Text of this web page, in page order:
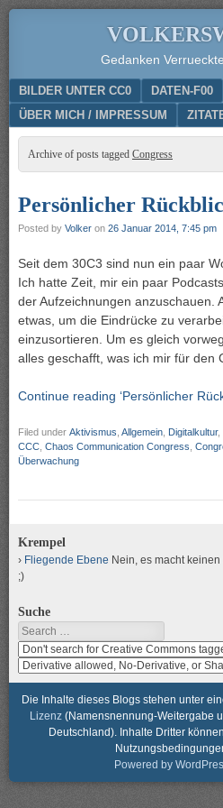
Gedanken
Menu
SKIP TO CONTENT
BILDER UNTER CC0 DATEN-F00
ÜBER MICH / IMPRESSUM
Archive of posts tagged Congress
Persönlicher
Posted by Volker on 26 Januar 2014, 7:45 pm
Seit dem 30C3 sind nun ein paar
Ich hatte Zeit, mir ein paar
der Aufzeichnungen anzuschauen.
etwas, um die Eindrücke zu
einzusortieren. Um es gleich
alles geschafft, was ich mir für den
Continue reading ‘Persönlicher
Filed under Aktivismus Allgemein Digitalkultur,
CCC Chaos Communication Congress
Überwachung
Krempel
Fliegende Ebene Nein, es macht
;)
Suche
Search
Search
media
for
usage
rights
search
media
for
modification
Die Inhalte dieses Blogs stehen unter
Lizenz(Namensnennung-Weitergabe
Deutschland). Inhalte Dritter
Powered by